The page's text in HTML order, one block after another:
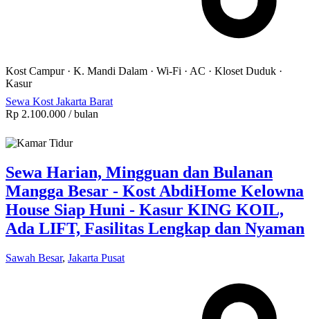
Kost Campur· K. Mandi Dalam · Wi-Fi · AC · Kloset Duduk ·
Kasur
Sewa Kost Jakarta Barat
Rp 2.100.000 / bulan
Sewa Harian, Mingguan dan Bulanan
Mangga Besar - Kost AbdiHome Kelowna
House Siap Huni - Kasur KING KOIL,
Ada LIFT, Fasilitas Lengkap dan Nyaman
Sawah Besar, Jakarta Pusat